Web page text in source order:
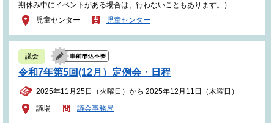
期休み中にイベントがある場合は、行わないこともあります。）
児童センター
児童センター
議会
令和7年第5回(12月）定例会・日程
2025年11月25日（火曜日）から 2025年12月11日（木曜日）
議場
議会事務局